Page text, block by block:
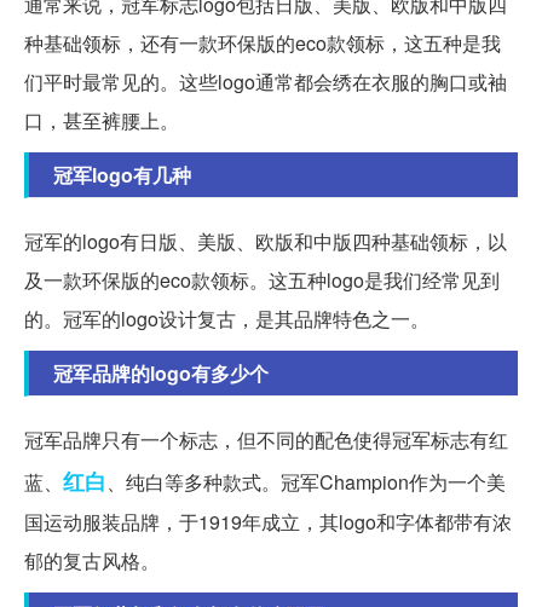
种基础领标，还有一款环保版的eco款领标，这五种是我
们平时最常见的。这些logo通常都会绣在衣服的胸口或袖
口，甚至裤腰上。
冠军logo有几种
冠军的logo有日版、美版、欧版和中版四种基础领标，以
及一款环保版的eco款领标。这五种logo是我们经常见到
的。冠军的logo设计复古，是其品牌特色之一。
冠军品牌的logo有多少个
冠军品牌只有一个标志，但不同的配色使得冠军标志有红
蓝、 红白 、纯白等多种款式。冠军Champion作为一个美
国运动服装品牌，于1919年成立，其logo和字体都带有浓
郁的复古风格。